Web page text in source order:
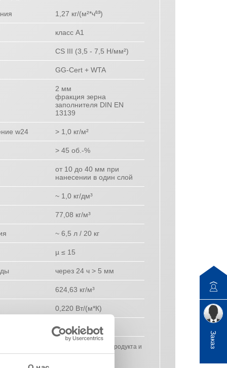
1,27 кг/(м²*ч0,5)
класс А1
CS III (3,5 - 7,5 Н/мм²)
GG-Cert + WTA
2 мм
фракция зерна
заполнителя DIN EN
13139
w24 > 1,0 кг/м²
> 45 об.-%
от 10 до 40 мм при
нанесении в один слой
~ 1,0 кг/дм³
77,08 кг/м³
~ 6,5 л / 20 кг
µ ≤ 15
через 24 ч > 5 мм
624,63 кг/м³
0,220 Вт/(м*К)
A1
собой типичные характеристики продукта и
Заказ